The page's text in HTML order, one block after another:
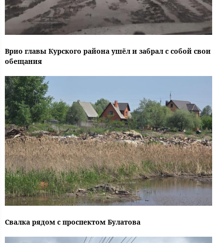
Врио главы Курского района ушёл и забрал с собой свои
обещания
Свалка рядом с проспектом Булатова